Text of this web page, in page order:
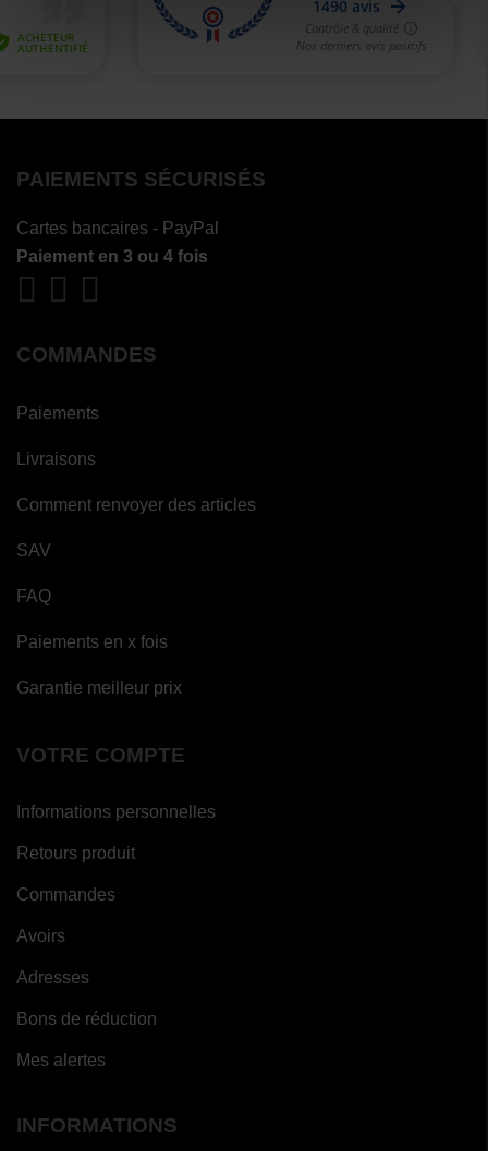
PAIEMENTS SÉCURISÉS
Cartes bancaires - PayPal
Paiement en 3 ou 4 fois
COMMANDES
Paiements
Livraisons
Comment renvoyer des articles
SAV
FAQ
Paiements en x fois
Garantie meilleur prix
VOTRE COMPTE
Informations personnelles
Retours produit
Commandes
Avoirs
Adresses
Bons de réduction
Mes alertes
INFORMATIONS